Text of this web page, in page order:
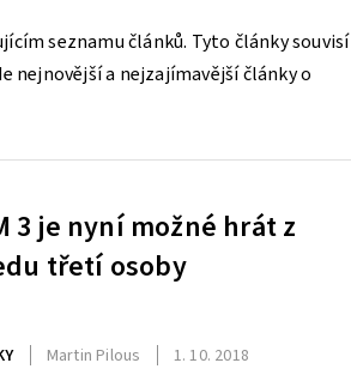
seznamu článků. Tyto články souvisí
nejnovější a nejzajímavější články o
3 je nyní možné hrát z
třetí osoby
Martin Pilous 1. 10. 2018